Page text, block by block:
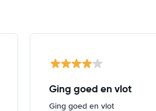
Ging goed en vlot
Ging goed en vlot